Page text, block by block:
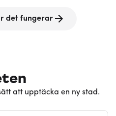
det fungerar
att upptäcka en ny stad.